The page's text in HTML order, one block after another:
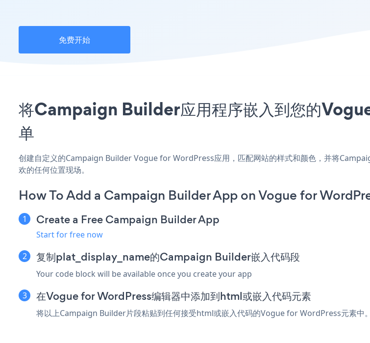
免费开始
将Campaign Builder应用程序嵌入到您的
单
创建自定义的Campaign Builder Vogue for WordPress应用，匹配网站的样式和颜色，并将
欢的任何位置现场。
How To Add a Campaign Builder App on Vogue for
Create a Free Campaign Builder App
Start for free now
复制plat_display_name的Campaign Builder嵌入代码段
Your code block will be available once you create your app
在Vogue for WordPress编辑器中添加到html或嵌入代码元素
将以上Campaign Builder片段粘贴到任何接受html或嵌入代码的Vogue for WordPress元素中